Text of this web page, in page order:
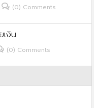
(0) Comments
งิน
(0) Comments